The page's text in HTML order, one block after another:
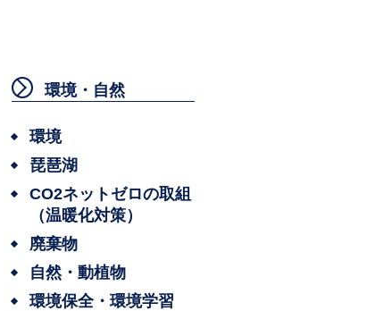
環境・自然
環境
琵琶湖
CO2ネットゼロの取組
（温暖化対策）
廃棄物
自然・動植物
環境保全・環境学習